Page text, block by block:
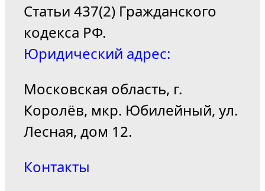
Статьи 437(2) Гражданского
кодекса РФ.
Юридический адрес:
Московская область, г.
Королёв, мкр. Юбилейный, ул.
Лесная, дом 12.
Контакты